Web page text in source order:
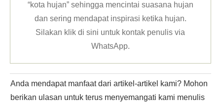
“kota hujan” sehingga mencintai suasana hujan
dan sering mendapat inspirasi ketika hujan.
Silakan klikdi sini untuk kontak penulis via
WhatsApp.
Anda mendapat manfaat dari artikel-artikel kami? Mohon
berikan ulasan untuk terus menyemangati kami menulis